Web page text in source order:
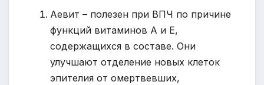
Аевит – полезен при ВПЧ по причине
функций витаминов А и Е,
содержащихся в составе. Они
улучшают отделение новых клеток
эпителия от омертвевших,